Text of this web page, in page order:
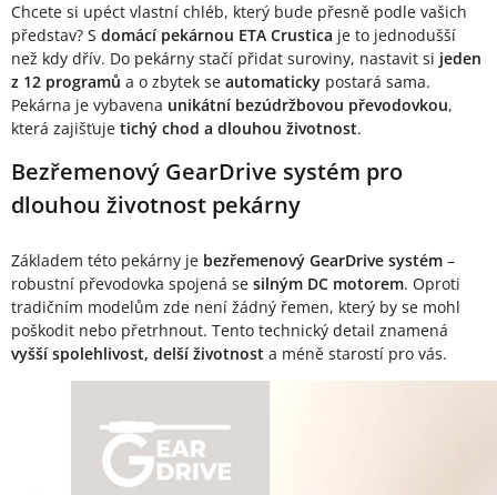
Chcete si upéct vlastní chléb, který bude přesně podle vašich
představ? S domácí pekárnou ETA Crustica je to jednodušší
než kdy dřív. Do pekárny stačí přidat suroviny, nastavit si jeden
z 12 programů a o zbytek se automaticky postará sama.
Pekárna je vybavena unikátní bezúdržbovou převodovkou,
která zajišťuje tichý chod a dlouhou životnost.
Bezřemenový GearDrive systém pro
dlouhou životnost pekárny
Základem této pekárny je bezřemenový GearDrive systém –
robustní převodovka spojená se silným DC motorem. Oproti
tradičním modelům zde není žádný řemen, který by se mohl
poškodit nebo přetrhnout. Tento technický detail znamená
vyšší spolehlivost, delší životnost a méně starostí pro vás.